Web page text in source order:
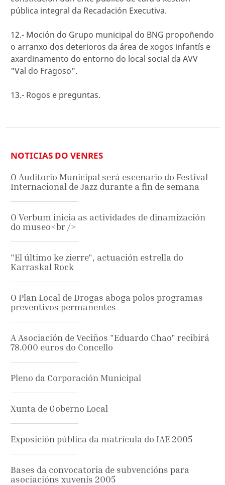
pública integral da Recadación Executiva.
12.- Moción do Grupo municipal do BNG propoñendo
o arranxo dos deterioros da área de xogos infantís e
axardinamento do entorno do local social da AVV
"Val do Fragoso".
13.- Rogos e preguntas.
NOTICIAS DO VENRES
O Auditorio Municipal será escenario do Festival
Internacional de Jazz durante a fin de semana
O Verbum inicia as actividades de dinamización
do museo<br />
"El último ke zierre", actuación estrella do
Karraskal Rock
O Plan Local de Drogas aboga polos programas
preventivos permanentes
A Asociación de Veciños "Eduardo Chao" recibirá
78.000 euros do Concello
Pleno da Corporación Municipal
Xunta de Goberno Local
Exposición pública da matrícula do IAE 2005
Bases da convocatoria de subvencións para
asociacións xuvenís 2005